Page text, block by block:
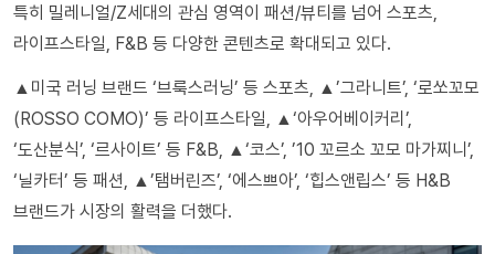
특히 밀레니얼/Z세대의 관심 영역이 패션/뷰티를 넘어 스포츠,
라이프스타일, F&B 등 다양한 콘텐츠로 확대되고 있다.
▲미국 러닝 브랜드 ‘브룩스러닝’ 등 스포츠, ▲’그라니트’, ‘로쏘꼬모
(ROSSO COMO)’ 등 라이프스타일, ▲‘아우어베이커리’,
‘도산분식’, ‘르사이트’ 등 F&B, ▲‘코스’, ’10 꼬르소 꼬모 마가찌니’,
‘닐카터’ 등 패션, ▲’탬버린즈’, ‘에스쁘아’, ‘힙스앤립스’ 등 H&B
브랜드가 시장의 활력을 더했다.